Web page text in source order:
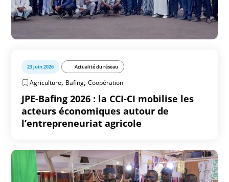
23 juin 2026 Actualité du réseau
Agriculture, Bafing,Coopération
JPE-Bafing 2026 : la CCI-CI mobilise les
acteurs économiques autour de
l’entrepreneuriat agricole